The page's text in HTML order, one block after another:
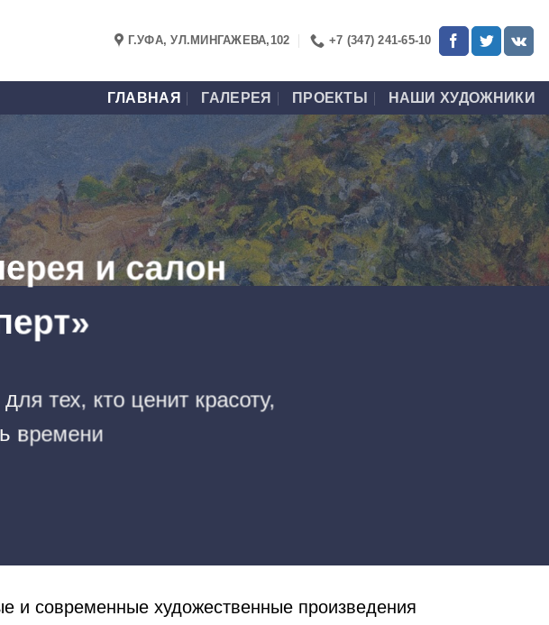
Г.УФА, УЛ.МИНГАЖЕВА,102 +7 (347) 241-65-10
ГЛАВНАЯ ГАЛЕРЕЯ ПРОЕКТЫ НАШИ ХУДОЖНИКИ
и салон
тех, кто ценит красоту,
времени
и современные художественные произведения